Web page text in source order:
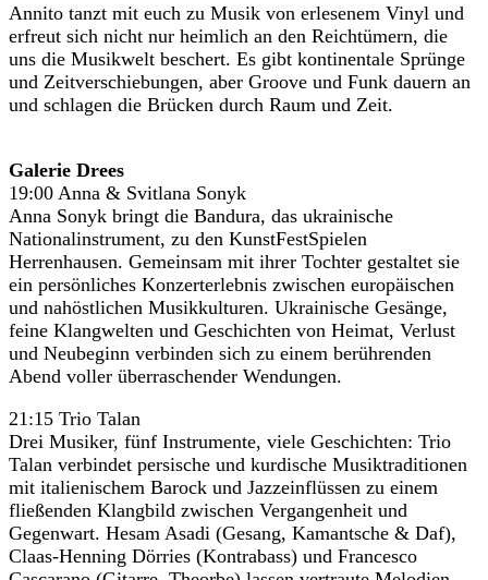
Annito tanzt mit euch zu Musik von erlesenem Vinyl und
erfreut sich nicht nur heimlich an den Reichtümern, die
uns die Musikwelt beschert. Es gibt kontinentale Sprünge
und Zeitverschiebungen, aber Groove und Funk dauern an
und schlagen die Brücken durch Raum und Zeit.
Galerie Drees
19:00 Anna & Svitlana Sonyk
Anna Sonyk bringt die Bandura, das ukrainische
Nationalinstrument, zu den KunstFestSpielen
Herrenhausen. Gemeinsam mit ihrer Tochter gestaltet sie
ein persönliches Konzerterlebnis zwischen europäischen
und nahöstlichen Musikkulturen. Ukrainische Gesänge,
feine Klangwelten und Geschichten von Heimat, Verlust
und Neubeginn verbinden sich zu einem berührenden
Abend voller überraschender Wendungen.
21:15 Trio Talan
Drei Musiker, fünf Instrumente, viele Geschichten: Trio
Talan verbindet persische und kurdische Musiktraditionen
mit italienischem Barock und Jazzeinflüssen zu einem
fließenden Klangbild zwischen Vergangenheit und
Gegenwart. Hesam Asadi (Gesang, Kamantsche & Daf),
Claas-Henning Dörries (Kontrabass) und Francesco
Zukunft
widerrufe
n werden.